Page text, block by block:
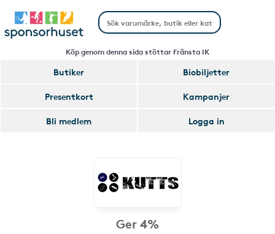
Köp genom denna sida stöttar Fränsta IK
Butiker
Biobiljetter
Presentkort
Kampanjer
Bli medlem
Logga in
Ger 4%